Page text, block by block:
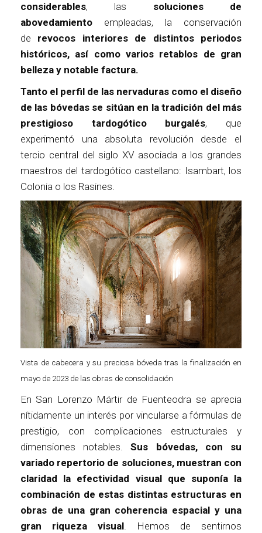
considerables, las soluciones de
abovedamiento empleadas, la conservación
de revocos interiores de distintos periodos
históricos, así como varios retablos de gran
belleza y notable factura.
Tanto el perfil de las nervaduras como el diseño
de las bóvedas se sitúan en la tradición del más
prestigioso tardogótico burgalés, que
experimentó una absoluta revolución desde el
tercio central del siglo XV asociada a los grandes
maestros del tardogótico castellano: Isambart, los
Colonia o los Rasines.
Vista de cabecera y su preciosa bóveda tras la finalización en
mayo de 2023 de las obras de consolidación
En San Lorenzo Mártir de Fuenteodra se aprecia
nítidamente un interés por vincularse a fórmulas de
prestigio, con complicaciones estructurales y
dimensiones notables.Sus bóvedas, con su
variado repertorio de soluciones, muestran con
claridad la efectividad visual que suponía la
combinación de estas distintas estructuras en
obras de una gran coherencia espacial y una
gran riqueza visual. Hemos de sentirnos